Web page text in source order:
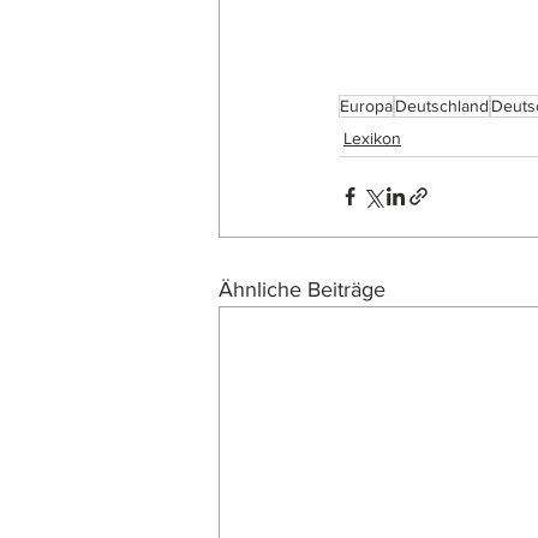
EuropaDeutschland
Lexikon
Ähnliche Beiträge